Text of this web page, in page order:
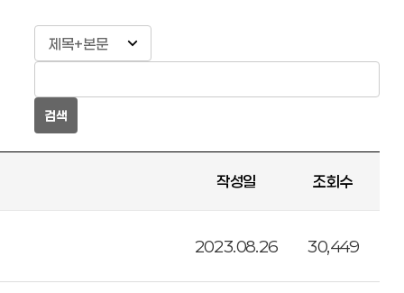
검색
작성일 조회수
2023.08.26 30,449